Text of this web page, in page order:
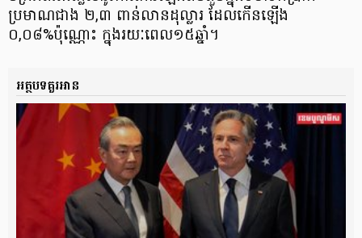
ប្រមាណជាង ២,៣ ពាន់លានដុល្លារ ដែលកើនឡើង
០,០៨%ប៉ុណ្ណោះ ក្នុងរយៈពេល១៥ឆ្នាំ។
អត្ថបទគួរអាន